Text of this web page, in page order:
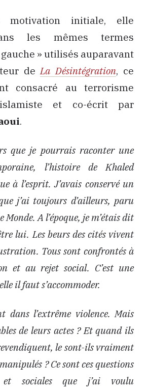
initiale, elle
les mêmes termes
» utilisés auparavant
deLa Désintégration, ce
consacré au terrorisme
islamiste et co-écrit par
.
que je pourrais raconter une
l’histoire de Khaled
à l’esprit. J’avais conservé un
j’ai toujours d’ailleurs, paru
A l’époque, je m’étais dit
lui. Les beurs des cités vivent
Tous sont confrontés à
et au rejet social. C’est une
il faut s’accommoder.
dans l’extrême violence. Mais
de leurs actes ? Et quand ils
le sont-ils vraiment
? Ce sont ces questions
et sociales que j’ai voulu